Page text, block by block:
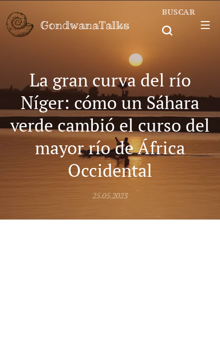
GondwanaTalks
BUSCAR
La gran curva del río
Níger: cómo un Sáhara
verde cambió el curso del
mayor río de África
Occidental
25.05.2023